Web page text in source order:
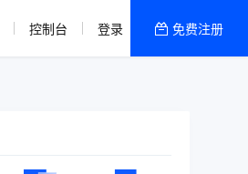
控制台 登录 免费注册